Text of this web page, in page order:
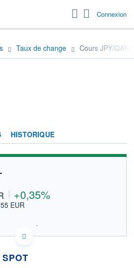
Connexion
Taux de change Cours JPY/QAR
HISTORIQUE
+0,35%
EUR
TEMPS RÉEL